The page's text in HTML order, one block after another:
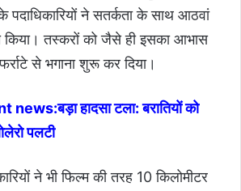
ने सतर्कता के साथ आठवां
किया। तस्करों को जैसे ही इसका आभास
से भगाना शुरू कर दिया।
हादसा टला: बरातियों को
पलटी
ने भी फिल्म की तरह 10 किलोमीटर